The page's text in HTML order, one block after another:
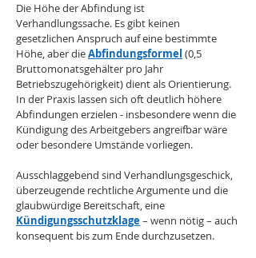
Die Höhe der Abfindung ist
Verhandlungssache. Es gibt keinen
gesetzlichen Anspruch auf eine bestimmte
Höhe, aber die Abfindungsformel (0,5
Bruttomonatsgehälter pro Jahr
Betriebszugehörigkeit) dient als Orientierung.
In der Praxis lassen sich oft deutlich höhere
Abfindungen erzielen - insbesondere wenn die
Kündigung des Arbeitgebers angreifbar wäre
oder besondere Umstände vorliegen.
Ausschlaggebend sind Verhandlungsgeschick,
überzeugende rechtliche Argumente und die
glaubwürdige Bereitschaft, eine
Kündigungsschutzklage – wenn nötig – auch
konsequent bis zum Ende durchzusetzen.